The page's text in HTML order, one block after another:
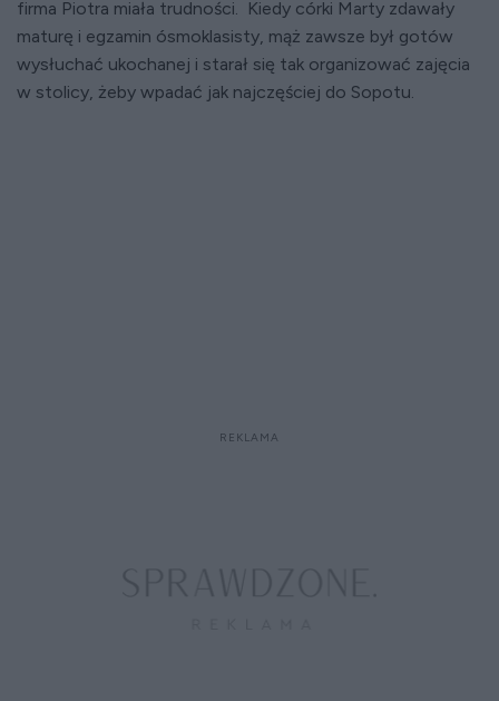
firma Piotra miała trudności. Kiedy córki Marty zdawały
maturę i egzamin ósmoklasisty, mąż zawsze był gotów
wysłuchać ukochanej i starał się tak organizować zajęcia
w stolicy, żeby wpadać jak najczęściej do Sopotu.